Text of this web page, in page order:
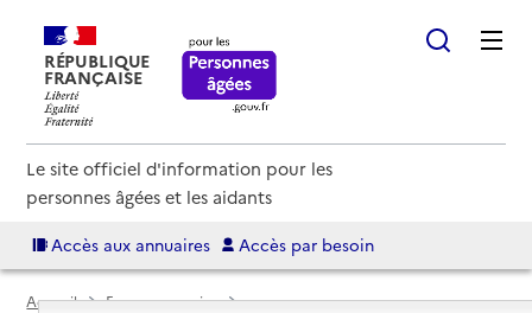
RÉPUBLIQUE
FRANÇAISE
Le site officiel d'information pour les
personnes âgées et les aidants
Accès aux annuaires Accès par besoin
Accueil
Espace annuaire